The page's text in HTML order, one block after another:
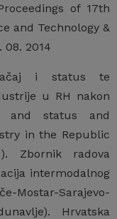
of 17th
and Technology &
08. 2014
i status te
u RH nakon
and status and
in the Republic
Zbornik radova
intermodalnog
Sarajevo-
Hrvatska